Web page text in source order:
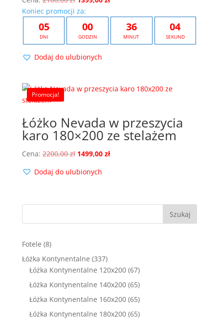
cena
wynosiła:
2100,00 zł.
wynosi:
1399,00 zł.
Koniec promocji za:
05
DNI
00
GODZIN
36
MINUT
04
SEKUND
Dodaj do ulubionych
Promocja!
Łóżko Nevada w przeszycia
karo 180×200 ze stelażem
Cena: 2200,00zł Pierwotna
wynosiła:
1499,00 złAktualna
Dodaj do ulubionych
Szukaj
Fotele 88
produktów
Łóżka Kontynentalne 337337
produktów
Łóżka Kontynentalne 120x200 6767
produktów
Łóżka Kontynentalne 140x200 6565
produktów
Łóżka Kontynentalne 160x200 6565
produktów
Łóżka Kontynentalne 180x200 6565